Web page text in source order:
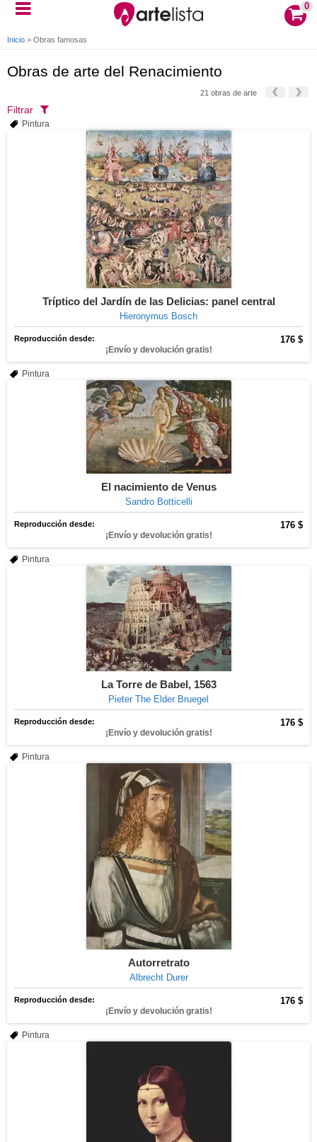
0
Inicio > Obras famosas
Obras de arte del Renacimiento
21 obras de arte
Filtrar
Pintura
Tríptico del Jardín de las Delicias: panel central
Hieronymus Bosch
Reproducción desde: 176 $
¡Envío y devolución gratis!
Pintura
El nacimiento de Venus
Sandro Botticelli
Reproducción desde: 176 $
¡Envío y devolución gratis!
Pintura
La Torre de Babel, 1563
Pieter The Elder Bruegel
Reproducción desde: 176 $
¡Envío y devolución gratis!
Pintura
Autorretrato
Albrecht Durer
Reproducción desde: 176 $
¡Envío y devolución gratis!
Pintura